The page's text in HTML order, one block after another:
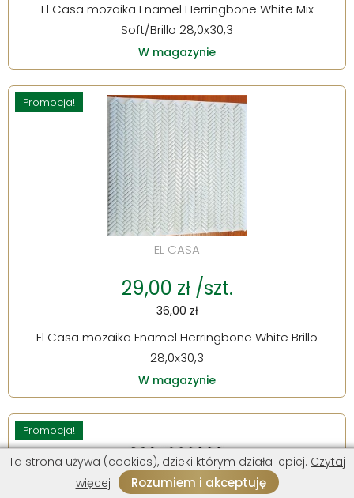
El Casa mozaika Enamel Herringbone White Mix
Soft/Brillo 28,0x30,3
W magazynie
Promocja!
EL CASA
29,00 zł /szt.
36,00 zł
El Casa mozaika Enamel Herringbone White Brillo
28,0x30,3
W magazynie
Promocja!
Ta strona używa (cookies), dzieki którym działa lepiej. Czytaj
więcej
Rozumiem i akceptuję